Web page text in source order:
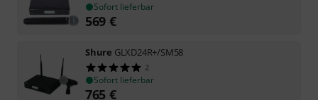
Sofort lieferbar
569 €
Shure GLXD24R+/SM58
2
Sofort lieferbar
765 €